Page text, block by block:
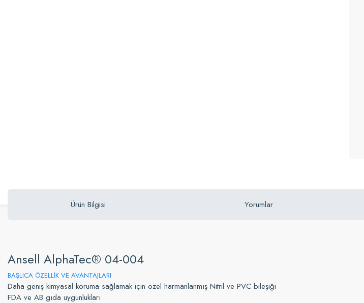
Ürün Bilgisi Yorumlar
Ansell AlphaTec® 04-004
BAŞLICA ÖZELLİK VE AVANTAJLARI
Daha geniş kimyasal koruma sağlamak için özel harmanlanmış Nitril ve PVC bileşiği
FDA ve AB gıda uygunlukları